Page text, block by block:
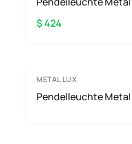
$ 424
METAL LUX
Pendelleuchte